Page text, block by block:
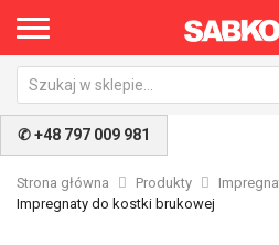
✆ +48 797 009 981
Strona główna Produkty
Impregnaty do kostki brukowej